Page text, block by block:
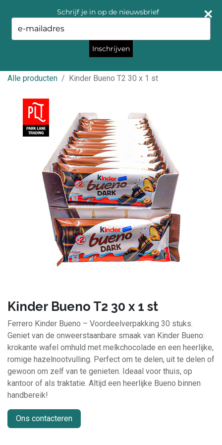
Alle producten Kinder Bueno T2 30 x 1 st
Kinder Bueno T2 30 x 1 st
Ferrero Kinder Bueno – Voordeelverpakking 30 stuks.
Geniet van de onweerstaanbare smaak van Kinder Bueno:
krokante wafel omhuld met melkchocolade en een heerlijke,
romige hazelnootvulling. Perfect om te delen, uit te delen of
gewoon om zelf van te genieten. Ideaal voor thuis, op
kantoor of als traktatie. Altijd een heerlijke Bueno binnen
handbereik!
Ons contacteren
Schrijf je in op de nieuwsbrief
your
email
Inschrijven